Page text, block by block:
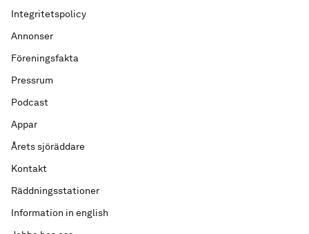
Integritetspolicy
Annonser
Föreningsfakta
Pressrum
Podcast
Appar
Årets sjöräddare
Kontakt
Räddningsstationer
Information in english